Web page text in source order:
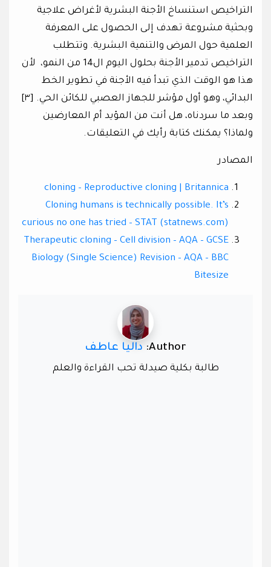
التراخيص استنساخ الأجنة البشرية لأغراض علاجية
وبحثية مشروعة تهدف إلى الحصول على المعرفة
العلمية حول المرض والتنمية البشرية. وتتطلب
التراخيص تدمير الأجنة بحلول اليوم ال14 من النمو، لأن
هذا هو الوقت الذي تبدأ فيه الأجنة في تطوير الخط
البدائي، وهو أول مؤشر للجهاز العصبي للكائن الحي. [٣]
وبعد ما سردناه، هل أنت من المؤيد أم المعارضين
ولماذا؟ يمكنك كتابة رأيك في التعليقات.
المصادر
cloning – Reproductive cloning | Britannica
Cloning humans is technically possible. It’s
curious no one has tried – STAT (statnews.com)
Therapeutic cloning – Cell division – AQA – GCSE
Biology (Single Science) Revision – AQA – BBC
Bitesize
Author: داليا عاطف
طالبة بكلية صيدلة تحب القراءة والعلم